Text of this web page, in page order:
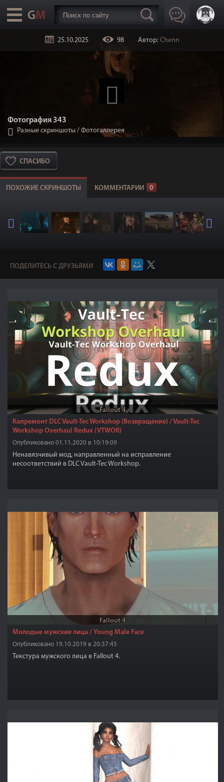
25.10.2025 98 Автор: Chenn
Фотография 343
Разные скриншоты / Фотогаллерея
СПАСИБО
ПОХОЖИЕ СКРИНШОТЫ КОММЕНТАРИИ 0
ПОДЕЛИТЕСЬ С ДРУЗЬЯМИ
Fallout 4
Капремонт DLC Vault-Tec Workshop (Возвращение) / Vault-Tec
Workshop Overhaul Redux (VTWOR)
Опубликовано 01.11.2020 в 10:19:09
Ненавязчивый мод, направленный на исправление
несоответствий в DLC Vault-Tec Workshop.
Fallout 4
Молодые мужские лица / Young Male Face
Опубликовано 19.10.2019 в 20:37:45
Текстура мужского лица в Fallout 4.